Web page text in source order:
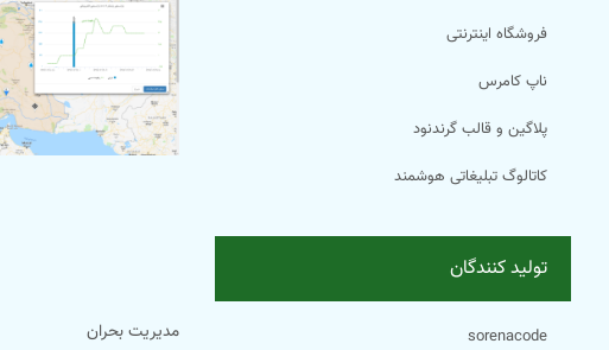
مدیریت بحران
فروشگاه اینترنتی
ناپ کامرس
پلاگین و قالب گرندنود
کاتالوگ تبلیغاتی هوشمند
تولید کنندگان
sorenacode